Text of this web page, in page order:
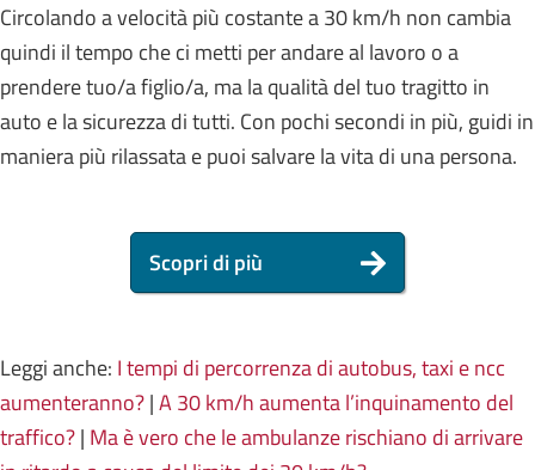
Circolando a velocità più costante a 30 km/h non cambia
quindi il tempo che ci metti per andare al lavoro o a
prendere tuo/a figlio/a, ma la qualità del tuo tragitto in
auto e la sicurezza di tutti. Con pochi secondi in più, guidi in
maniera più rilassata e puoi salvare la vita di una persona.
Scopri di più
Leggi anche: I tempi di percorrenza di autobus, taxi e ncc
aumenteranno?|A 30 km/h aumenta l’inquinamento del
traffico?| Ma è vero che le ambulanze rischiano di arrivare